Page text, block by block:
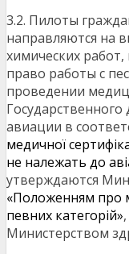
3.2. Пилоты
направляются на
химических
право работы с
проведении
авиации в
медичної
не належать до
утверждаются
«Положенням про
певних категорій»
Министерством